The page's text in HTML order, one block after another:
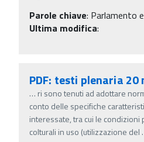
Parole chiave: Parlamento
Ultima modifica:
PDF: testi plenaria 20
… ri sono tenuti ad adottare
conto delle specifiche
interessate, tra cui le condizioni
colturali in uso (utilizzazione del